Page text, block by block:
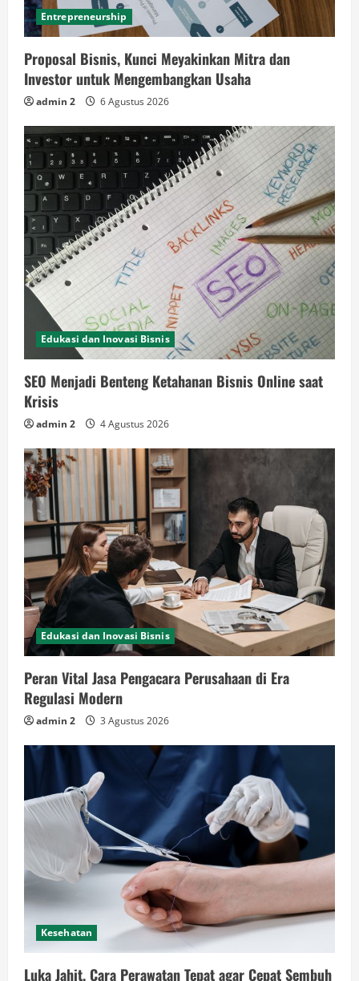
Entrepreneurship
Proposal Bisnis, Kunci Meyakinkan Mitra dan
Investor untuk Mengembangkan Usaha
admin 2 6 Agustus 2026
Edukasi dan Inovasi Bisnis
SEO Menjadi Benteng Ketahanan Bisnis Online saat
Krisis
admin 2 4 Agustus 2026
Edukasi dan Inovasi Bisnis
Peran Vital Jasa Pengacara Perusahaan di Era
Regulasi Modern
admin 2 3 Agustus 2026
Kesehatan
Luka Jahit, Cara Perawatan Tepat agar Cepat Sembuh